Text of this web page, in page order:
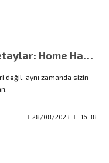
Evinizin Ruhunu Yansıtan Detaylar: Home Harmony İle Özelleştirilmiş Ev Tekstili
değil, aynı zamanda sizin
28/08/2023 16:38